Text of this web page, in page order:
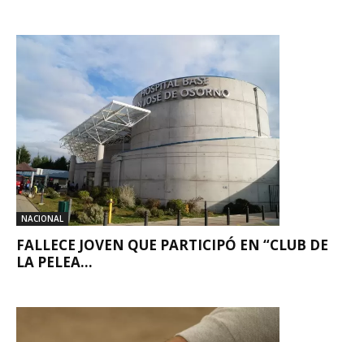
NACIONAL
FALLECE JOVEN QUE PARTICIPÓ EN “CLUB DE
LA PELEA...